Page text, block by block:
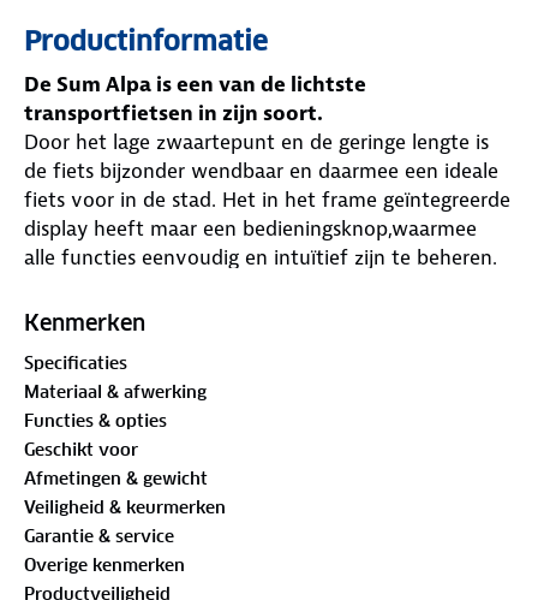
Productinformatie
De Sum Alpa is een van de lichtste
transportfietsen in zijn soort.
Door het lage zwaartepunt en de geringe lengte is
de fiets bijzonder wendbaar en daarmee een ideale
fiets voor in de stad. Het in het frame geïntegreerde
display heeft maar een bedieningsknop,waarmee
alle functies eenvoudig en intuïtief zijn te beheren.
telefoon. De in het frame geïntegreerde 10 Ah accu
vorm van een bidonvormige accu,zodat de
actieradius van de Alpa extra groot wordt.
Geavanceerde elektronica en Smart BMS maken
natuurlijk rijden en geoptimaliseerd batterijverbruik
mogelijk,waardoor de fiets een groot gebruiksbereik
heeft.
Op deze fiets is plaats voor het hele gezin.
Kenmerken
Specificaties
Materiaal & afwerking
Functies & opties
Geschikt voor
Afmetingen & gewicht
Veiligheid & keurmerken
Garantie & service
Overige kenmerken
Productveiligheid